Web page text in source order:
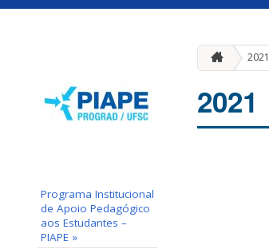
Programa Institucional
de Apoio Pedagógico
aos Estudantes –
PIAPE »
2021
2021